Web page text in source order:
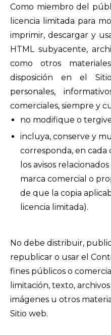
Como miembro del
licencia limitada para
imprimir, descargar y
HTML subyacente,
como otros
disposición en el
personales,
comerciales, siempre y
no modifique o
incluya, conserve y
corresponda, en cada
los avisos
marca comercial o
de que la copia
licencia limitada).
No debe distribuir,
republicar o usar el
fines públicos o
limitación, texto,
imágenes u otros
Sitio web.